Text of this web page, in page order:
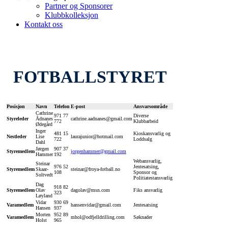
Partner og Sponsorer
Klubbkolleksjon
Kontakt oss
FOTBALLSTYRET
Posisjon Navn Telefon E-post Ansvarsområde
Styreleder
Cathrine
Ådnanes
Ødegård
971 77
772
cathrine.aadnanes@gmail.com
Diverse
Klubbarbeid
Nestleder
Inger
Lise
Dahl
481 15
722
laurajunior@hotmail.com
Kioskansvarlig og
Loddsalg
StyremedlemJørgen
Hammer
907 37
192
jorgenhammer@gmail.com
Styremedlem
Steinar
Skaar-
Soltvedt
976 52
108
steinar@froya-fotball.no
Webansvarlig,
Jentesatsing,
Sponsor og
Politiatestansvarlig
Styremedlem
Dag
Olav
Løyland
918 82
323
dagolav@msn.com Fiks ansvarlig
Varamedlem Vidar
Hansen
930 69
937
hansenvidar@gmail.com Jentesatsing
Varamedlem Morten
Holst
952 89
965
mhol@odfjelldrilling.com Søknader